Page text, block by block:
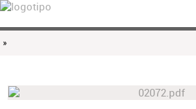
»